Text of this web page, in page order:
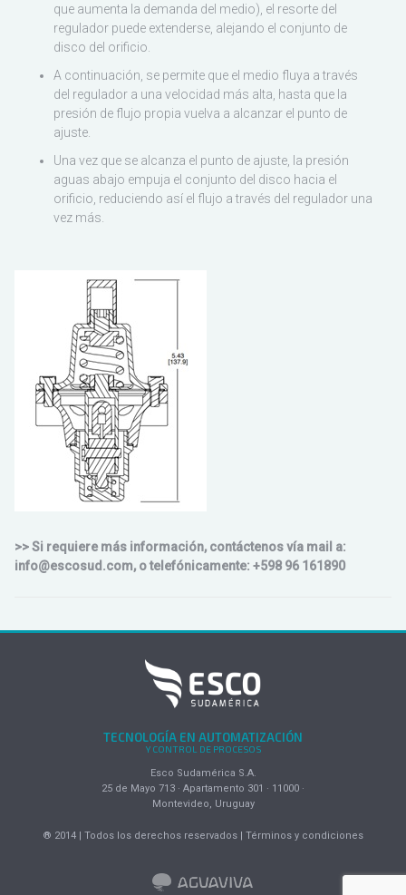
que aumenta la demanda del medio), el resorte del
regulador puede extenderse, alejando el conjunto de
disco del orificio.
A continuación, se permite que el medio fluya a través
del regulador a una velocidad más alta, hasta que la
presión de flujo propia vuelva a alcanzar el punto de
ajuste.
Una vez que se alcanza el punto de ajuste, la presión
aguas abajo empuja el conjunto del disco hacia el
orificio, reduciendo así el flujo a través del regulador una
vez más.
>> Si requiere más información, contáctenos vía mail a:
info@escosud.com, o telefónicamente: +598 96 161890
TECNOLOGÍA EN AUTOMATIZACIÓN
Y CONTROL DE PROCESOS
Esco Sudamérica S.A.
25 de Mayo 713 · Apartamento 301 · 11000 ·
Montevideo, Uruguay
® 2014 | Todos los derechos reservados | Términos y condiciones